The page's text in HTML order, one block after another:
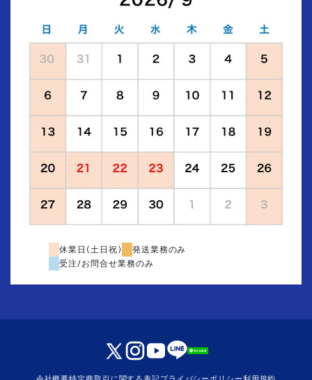
休業日(土日祝)
発送業務のみ
受注/お問合せ業務のみ